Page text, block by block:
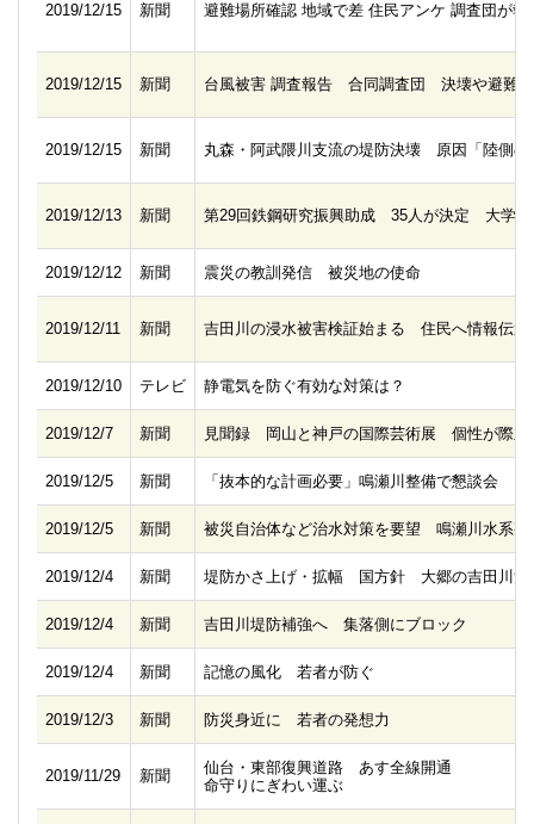
2019/12/15 新聞 避難場所確認 地域で差 住民アンケ 調査団が報
2019/12/15 新聞 台風被害 調査報告 合同調査団 決壊や避難
2019/12/15 新聞 丸森・阿武隈川支流の堤防決壊 原因「陸側の
2019/12/13 新聞 第29回鉄鋼研究振興助成 35人が決定 大学等
2019/12/12 新聞 震災の教訓発信 被災地の使命
2019/12/11 新聞 吉田川の浸水被害検証始まる 住民へ情報伝達
2019/12/10 テレビ 静電気を防ぐ有効な対策は？
2019/12/7 新聞 見聞録 岡山と神戸の国際芸術展 個性が際立
2019/12/5 新聞 「抜本的な計画必要」鳴瀬川整備で懇談会
2019/12/5 新聞 被災自治体など治水対策を要望 鳴瀬川水系整
2019/12/4 新聞 堤防かさ上げ・拡幅 国方針 大郷の吉田川決
2019/12/4 新聞 吉田川堤防補強へ 集落側にブロック
2019/12/4 新聞 記憶の風化 若者が防ぐ
2019/12/3 新聞 防災身近に 若者の発想力
2019/11/29 新聞
仙台・東部復興道路 あす全線開通
命守りにぎわい運ぶ